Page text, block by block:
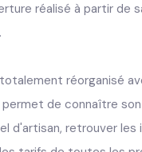
réalisé à partir de
réorganisé
permet de connaître
d'artisan, retrouver les